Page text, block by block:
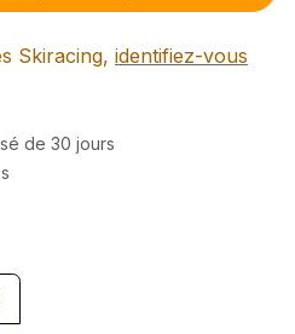
Skiracing, identifiez-vous
de 30 jours